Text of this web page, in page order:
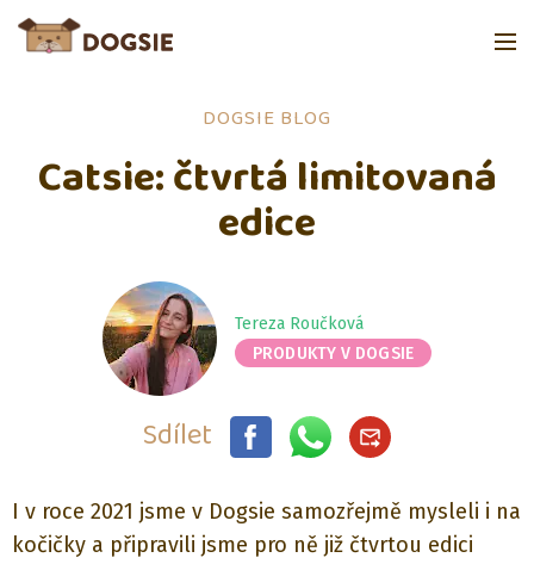
DOGSIE BLOG
Catsie: čtvrtá limitovaná
edice
Tereza Roučková
PRODUKTY V DOGSIE
Sdílet
I v roce 2021 jsme v Dogsie samozřejmě mysleli i na
kočičky a připravili jsme pro ně již čtvrtou edici